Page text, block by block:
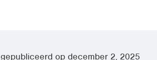
gepubliceerd op december 2, 2025